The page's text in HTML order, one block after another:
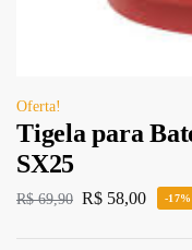
Oferta!
Tigela para
SX25
R$69,90 R$ 58,00 -17%